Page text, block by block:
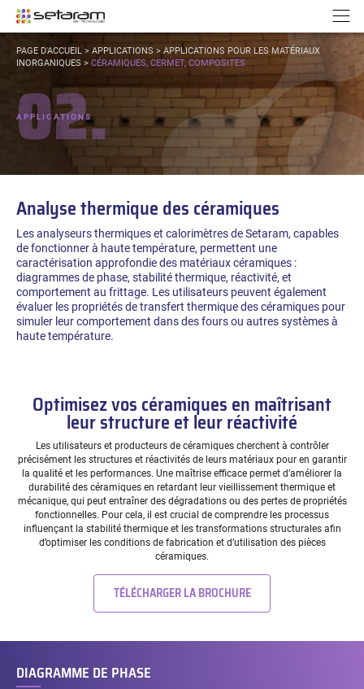
Aller au contenu
VOUS
ÊTES
PAGE D'ACCUEIL> APPLICATIONS > APPLICATIONS POUR LES MATÉRIAUX
INORGANIQUES > CÉRAMIQUES, CERMET, COMPOSITES
02.
APPLICATIONS
Analyse thermique des céramiques
Les analyseurs thermiques et calorimètres de Setaram, capables
de fonctionner à haute température, permettent une
caractérisation approfondie des matériaux céramiques :
diagrammes de phase, stabilité thermique, réactivité, et
comportement au frittage. Les utilisateurs peuvent également
évaluer les propriétés de transfert thermique des céramiques pour
simuler leur comportement dans des fours ou autres systèmes à
haute température.
Optimisez vos céramiques en maîtrisant
leur structure et leur réactivité
Les utilisateurs et producteurs de céramiques cherchent à contrôler
précisément les structures et réactivités de leurs matériaux pour en garantir
la qualité et les performances. Une maîtrise efficace permet d’améliorer la
durabilité des céramiques en retardant leur vieillissement thermique et
mécanique, qui peut entraîner des dégradations ou des pertes de propriétés
fonctionnelles. Pour cela, il est crucial de comprendre les processus
influençant la stabilité thermique et les transformations structurales afin
d’optimiser les conditions de fabrication et d’utilisation des pièces
céramiques.
TÉLÉCHARGER LA BROCHURE
DIAGRAMME DE PHASE
Panneau de gestion des cookies